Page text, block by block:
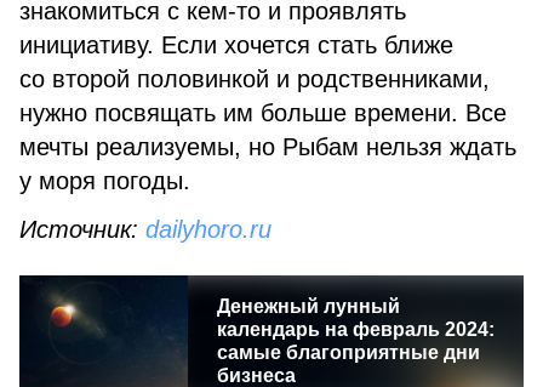
знакомиться с кем-то и проявлять
инициативу. Если хочется стать ближе
со второй половинкой и родственниками,
нужно посвящать им больше времени. Все
мечты реализуемы, но Рыбам нельзя ждать
у моря погоды.
Источник: dailyhoro.ru
Денежный лунный
календарь на февраль 2024:
самые благоприятные дни
бизнеса